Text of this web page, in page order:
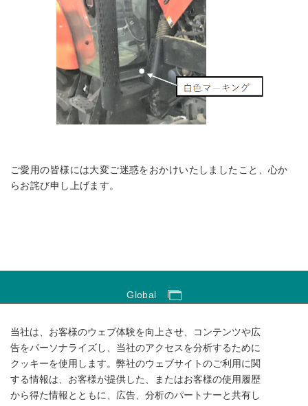
ご愛用の皆様には大変ご迷惑をおかけいたしましたこと、心か
らお詫び申し上げます。
Global
サイトのご利用にあたって
ソーシャルメディアポリシー
個人情報保護方針
当社は、お客様のウェブ体験を向上させ、コンテンツや広
告をパーソナライズし、当社のアクセスを分析するために
クッキーを使用します。弊社のウェブサイトのご利用に関
する情報は、お客様が提供した、またはお客様の使用履歴
から得た情報とともに、広告、分析のパートナーと共有し